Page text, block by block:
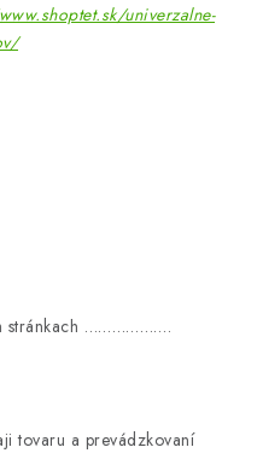
univerzalne-
……………….
tovaru a prevádzkovaní